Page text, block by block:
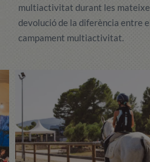
multiactivitat durant les
devolució de la diferència entre
campament multiactivitat.